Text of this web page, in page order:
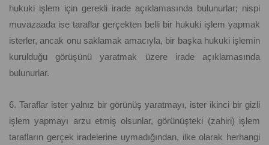
hukuki işlem için gerekli irade açıklamasında bulunurlar; nispi
muvazaada ise taraflar gerçekten belli bir hukuki işlem yapmak
isterler, ancak onu saklamak amacıyla, bir başka hukuki işlemin
kurulduğu görüşünü yaratmak üzere irade açıklamasında
bulunurlar.
6. Taraflar ister yalnız bir görünüş yaratmayı, ister ikinci bir gizli
işlem yapmayı arzu etmiş olsunlar, görünüşteki (zahiri) işlem
tarafların gerçek iradelerine uymadığından, ilke olarak herhangi